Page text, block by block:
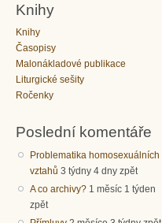
Knihy
Knihy
Časopisy
Malonákladové publikace
Liturgické sešity
Ročenky
Poslední komentáře
Problematika homosexuálních
vztahů 3 týdny 4 dny zpět
A co archivy? 1 měsíc 1 týden
zpět